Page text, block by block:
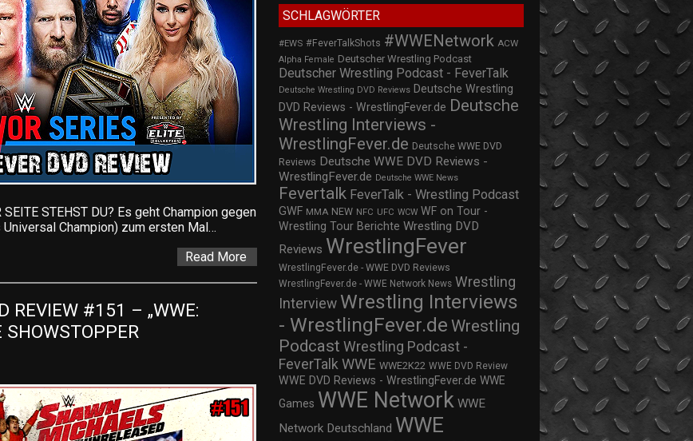
SEITE STEHST DU? Es geht Champion gegen
Champion) zum ersten Mal…
Read More
REVIEW #151 – „WWE:
SCHLAGWÖRTER
#EWS #FeverTalkShots #WWENetwork ACW
Alpha Female Deutscher Wrestling Podcast
Deutscher Wrestling Podcast - FeverTalk
Deutsche Wrestling DVD Reviews Deutsche Wrestling
DVD Reviews - WrestlingFever.de Deutsche
Wrestling Interviews -
WrestlingFever.de Deutsche WWE DVD
Reviews Deutsche WWE DVD Reviews -
WrestlingFever.de Deutsche WWE News
Fevertalk FeverTalk - Wrestling Podcast
GWF MMA NEW NFC UFC WCW WF on Tour -
Wrestling Tour Berichte Wrestling DVD
Reviews WrestlingFever
WrestlingFever.de - WWE DVD Reviews
WrestlingFever.de - WWE Network News Wrestling
Interview Wrestling Interviews
- WrestlingFever.de Wrestling
Podcast Wrestling Podcast -
FeverTalk WWE WWE2K22 WWE DVD Review
WWE DVD Reviews - WrestlingFever.de WWE
Games WWE Network WWE
Network Deutschland WWE